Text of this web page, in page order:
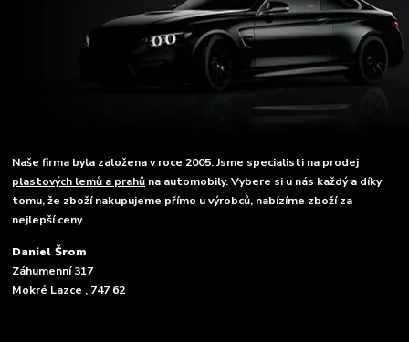
Naše firma byla založena v roce 2005. Jsme specialisti na prodej
plastových lemů a prahů na automobily. Vybere si u nás každý a díky
tomu, že zboží nakupujeme přímo u výrobců, nabízíme zboží za
nejlepší ceny.
Daniel Šrom
Záhumenní 317
Mokré Lazce , 747 62